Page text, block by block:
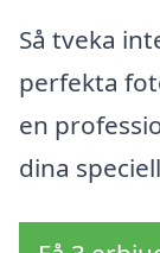
Så tveka
perfekta
en
dina